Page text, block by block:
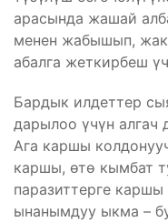
арасында жашай
менен жабышып,
абалга жеткирбеш
Бардык илдеттер
дарылоо үчүн алгач
Ага каршы
каршы, өтө кымбат
паразиттерге
ынанымдуу ыкма –